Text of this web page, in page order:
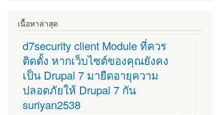
เนื้อหาล่าสุด
d7security client Module ที่ควร
ติดตั้ง หากเว็บไซต์ของคุณยังคง
เป็น Drupal 7 มายืดอายุความ
ปลอดภัยให้ Drupal 7 กัน
suriyan2538